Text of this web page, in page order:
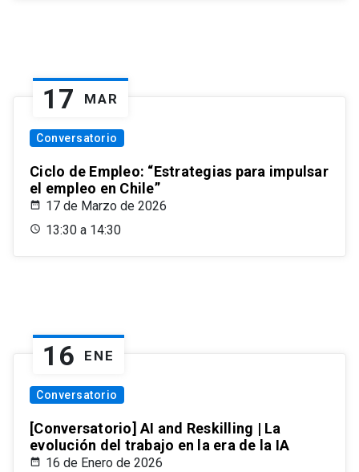
17 MAR
Conversatorio
Ciclo de Empleo: “Estrategias para impulsar
el empleo en Chile”
17 de Marzo de 2026
13:30 a 14:30
16 ENE
Conversatorio
[Conversatorio] AI and Reskilling | La
evolución del trabajo en la era de la IA
16 de Enero de 2026